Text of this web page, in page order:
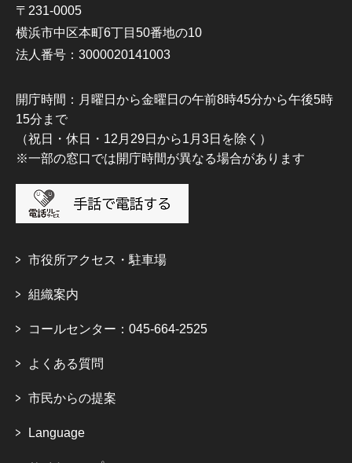
〒231-0005
横浜市中区本町6丁目50番地の10
法人番号：3000020141003
開庁時間：月曜日から金曜日の午前8時45分から午後5時
15分まで
（祝日・休日・12月29日から1月3日を除く）
※一部の窓口では開庁時間が異なる場合があります
市役所アクセス・駐車場
組織案内
コールセンター：045-664-2525
よくある質問
市民からの提案
Language